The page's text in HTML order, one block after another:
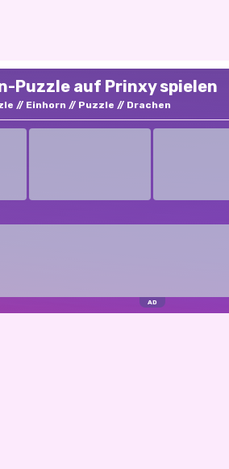
Puzzle auf Prinxy spielen
Einhorn Puzzle Drachen